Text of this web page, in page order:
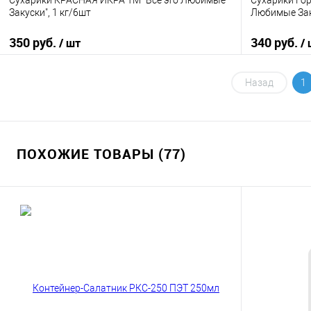
Закуски", 1 кг/6шт
350 руб. / шт
Купить в 1 клик
К сравнению
Любимые
340 руб. /
Купить в 1
Назад 1
ПОХОЖИЕ ТОВАРЫ (77)